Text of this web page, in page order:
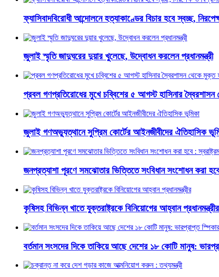
ফ্যাসিবাদবিরোধী আন্দোলনে হত্যাকাণ্ডের বিচার হবে স্বচ্ছ,
জুলাই স্মৃতি জাদুঘরের দুয়ার খুলেছে, উদ্বোধন করলেন প্রধানমন্ত্রী
প্রবল গণপ্রতিরোধের মুখে চব্বিশের ৫ আগস্ট হাসিনার স্বৈরশাসন
জুলাই গণঅভ্যুত্থানে সুপ্রিম কোর্টের আইনজীবীদের ঐতিহাসিক
জনপ্রত্যাশা পূরণে সমঝোতার ভিত্তিতে সংবিধান সংশোধন করা হবে :
কৃষিসহ বিভিন্ন খাতে যুক্তরাষ্ট্রকে বিনিয়োগের আহ্বান প্রধানমন্ত্রীর
বর্তমান সংসদের দিকে তাকিয়ে আছে দেশের ১৮ কোটি মানুষ: